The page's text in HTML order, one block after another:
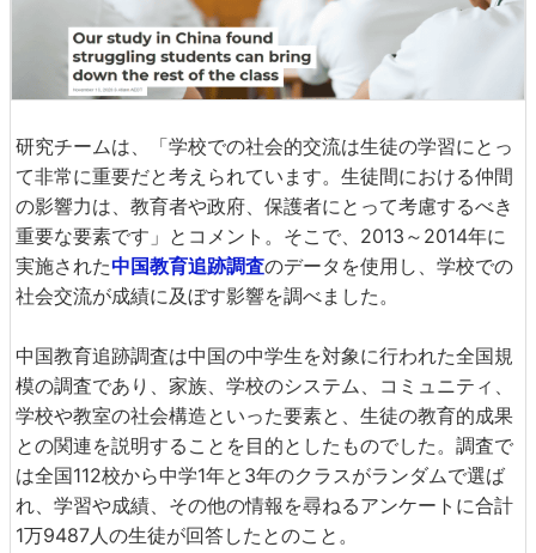
研究チームは、「学校での社会的交流は生徒の学習にとっ
て非常に重要だと考えられています。生徒間における仲間
の影響力は、教育者や政府、保護者にとって考慮するべき
重要な要素です」とコメント。そこで、2013～2014年に
実施された中国教育追跡調査のデータを使用し、学校での
社会交流が成績に及ぼす影響を調べました。
中国教育追跡調査は中国の中学生を対象に行われた全国規
模の調査であり、家族、学校のシステム、コミュニティ、
学校や教室の社会構造といった要素と、生徒の教育的成果
との関連を説明することを目的としたものでした。調査で
は全国112校から中学1年と3年のクラスがランダムで選ば
れ、学習や成績、その他の情報を尋ねるアンケートに合計
1万9487人の生徒が回答したとのこと。